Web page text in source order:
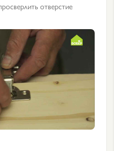
отверстие